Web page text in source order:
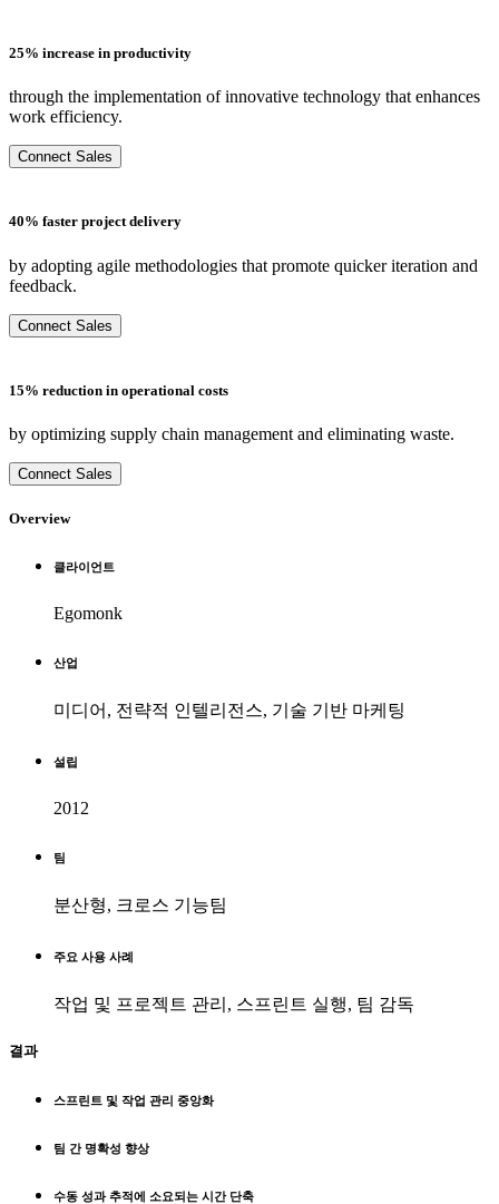
25% increase in productivity
through the implementation of innovative technology that enhances
work efficiency.
Connect Sales
40% faster project delivery
by adopting agile methodologies that promote quicker iteration and
feedback.
Connect Sales
15% reduction in operational costs
by optimizing supply chain management and eliminating waste.
Connect Sales
Overview
클라이언트
Egomonk
산업
미디어, 전략적 인텔리전스, 기술 기반 마케팅
설립
2012
팀
분산형, 크로스 기능팀
주요 사용 사례
작업 및 프로젝트 관리, 스프린트 실행, 팀 감독
결과
스프린트 및 작업 관리 중앙화
팀 간 명확성 향상
수동 성과 추적에 소요되는 시간 단축